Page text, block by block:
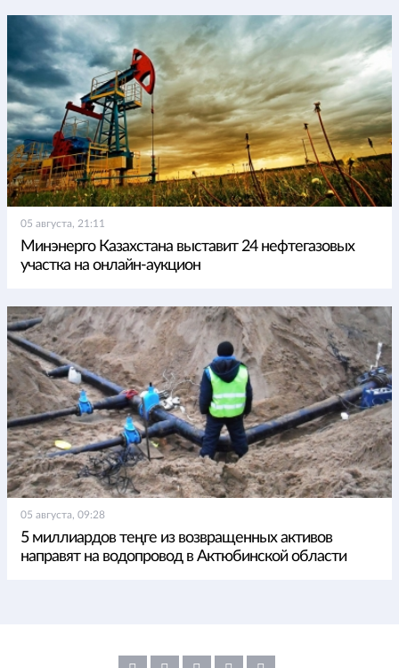
05 августа, 21:11
Минэнерго Казахстана выставит 24 нефтегазовых
участка на онлайн-аукцион
05 августа, 09:28
5 миллиардов теңге из возвращенных активов
направят на водопровод в Актюбинской области